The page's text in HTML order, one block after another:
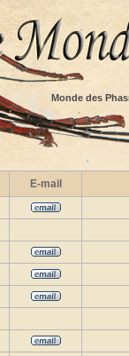
Monde des
E-mail